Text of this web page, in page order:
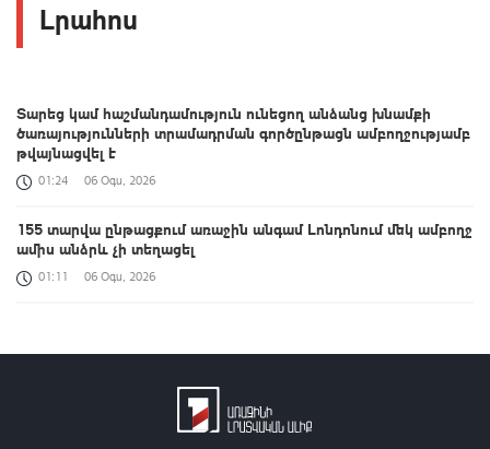
Լրահոս
Տարեց կամ հաշմանդամություն ունեցող անձանց խնամքի
ծառայությունների տրամադրման գործընթացն ամբողջությամբ
թվայնացվել է
01:24 06 Օգս, 2026
155 տարվա ընթացքում առաջին անգամ Լոնդոնում մեկ ամբողջ
ամիս անձրև չի տեղացել
01:11 06 Օգս, 2026
Եվրոպայի մայրաքաղաքները գրանցում են շոգի նոր ռեկորդներ